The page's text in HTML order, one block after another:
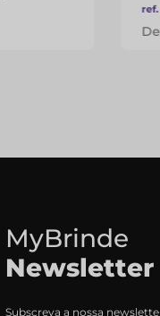
ref.
MyBrinde
Newsletter
Subscreva a nossa